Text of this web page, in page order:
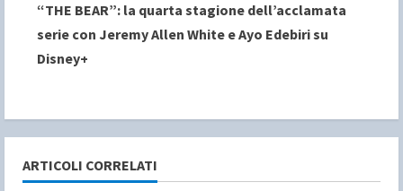
t
i
u
e
“THE BEAR”: la quarta stagione dell’acclamata
serie con Jeremy Allen White e Ayo Edebiri su
Disney+
ARTICOLI CORRELATI